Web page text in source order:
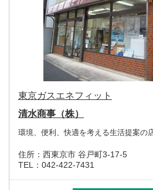
東京ガスエネフィット
清水商事（株）
環境、便利、快適を考える生活提案の
住所： 西東京市 谷戸町3-17-5
TEL： 042-422-7431